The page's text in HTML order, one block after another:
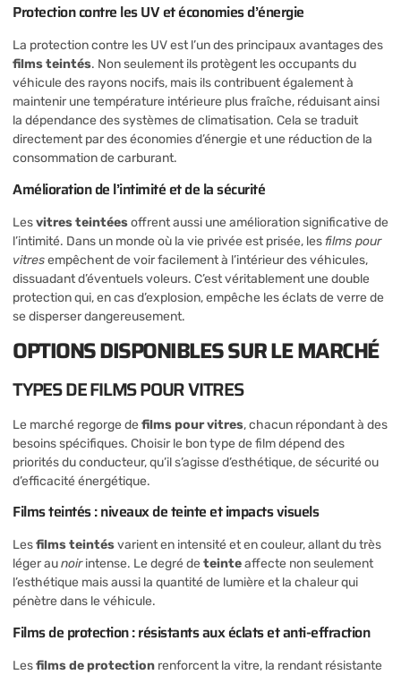
Protection contre les UV et économies d’énergie
La protection contre les UV est l’un des principaux avantages des
films teintés. Non seulement ils protègent les occupants du
véhicule des rayons nocifs, mais ils contribuent également à
maintenir une température intérieure plus fraîche, réduisant ainsi
la dépendance des systèmes de climatisation. Cela se traduit
directement par des économies d’énergie et une réduction de la
consommation de carburant.
Amélioration de l’intimité et de la sécurité
Lesvitres teintéesoffrent aussi une amélioration significative de
l’intimité. Dans un monde où la vie privée est prisée, lesfilms pour
vitresempêchent de voir facilement à l’intérieur des véhicules,
dissuadant d’éventuels voleurs. C’est véritablement une double
protection qui, en cas d’explosion, empêche les éclats de verre de
se disperser dangereusement.
OPTIONS DISPONIBLES SUR LE MARCHÉ
TYPES DE FILMS POUR VITRES
Le marché regorge defilms pour vitres, chacun répondant à des
besoins spécifiques. Choisir le bon type de film dépend des
priorités du conducteur, qu’il s’agisse d’esthétique, de sécurité ou
d’efficacité énergétique.
Films teintés : niveaux de teinte et impacts visuels
Lesfilms teintésvarient en intensité et en couleur, allant du très
léger aunoirintense. Le degré deteinteaffecte non seulement
l’esthétique mais aussi la quantité de lumière et la chaleur qui
pénètre dans le véhicule.
Films de protection : résistants aux éclats et anti-effraction
Lesfilms de protection renforcent la vitre, la rendant résistante